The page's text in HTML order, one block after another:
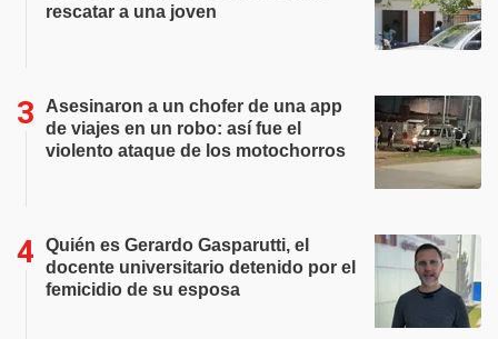
rescatar a una joven
Asesinaron a un chofer de una app
de viajes en un robo: así fue el
violento ataque de los motochorros
Quién es Gerardo Gasparutti, el
docente universitario detenido por el
femicidio de su esposa